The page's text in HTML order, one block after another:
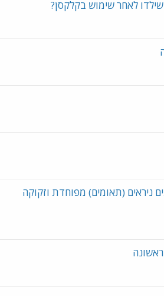
לאחר שימוש בקלקסן?
ניראים (תאומים) מפוחדת וזקוקה